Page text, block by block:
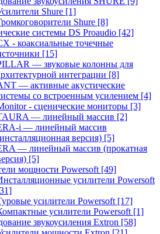
Shure [1]
Shure [8]
системы DS Proaudio [42]
- коаксиальные точечные
[15]
— звуковые колонны для
интеграции [8]
— активные акустические
со встроенным усилением [4]
- сценические мониторы [3]
— линейный массив [2]
i — линейный массив
версия) [5]
— линейный массив (прокатная
[5]
мощности Powersoft [49]
усилители Powersoft
усилители Powersoft [17]
усилители Powersoft [1]
звукоусиления Extron [58]